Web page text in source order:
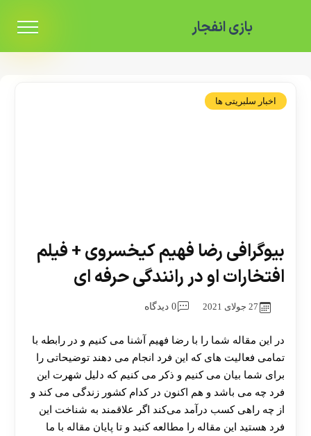
بازی انفجار
اخبار سلبریتی ها
بیوگرافی رضا فهیم کیخسروی + فیلم
افتخارات او در رانندگی حرفه ای
27 جولای 2021 0 دیدگاه
در این مقاله شما را با رضا فهیم آشنا می کنیم و در رابطه با
تمامی فعالیت‌ های که این فرد انجام می ‌دهند توضیحاتی را
برای شما بیان می کنیم و ذکر می کنیم که دلیل شهرت این
فرد چه می باشد و هم اکنون در کدام کشور زندگی می کند و
از چه راهی کسب درآمد می‌کند اگر علاقمند به شناخت این
فرد هستید این مقاله را مطالعه کنید و تا پایان مقاله با ما